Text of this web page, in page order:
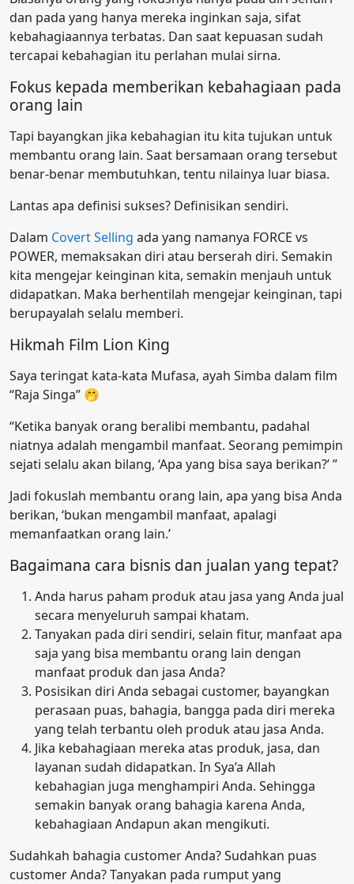
dan pada yang hanya mereka inginkan saja, sifat
kebahagiaannya terbatas. Dan saat kepuasan sudah
tercapai kebahagian itu perlahan mulai sirna.
Fokus kepada memberikan kebahagiaan pada
orang lain
Tapi bayangkan jika kebahagian itu kita tujukan untuk
membantu orang lain. Saat bersamaan orang tersebut
benar-benar membutuhkan, tentu nilainya luar biasa.
Lantas apa definisi sukses? Definisikan sendiri.
Dalam Covert Selling ada yang namanya FORCE vs
POWER, memaksakan diri atau berserah diri. Semakin
kita mengejar keinginan kita, semakin menjauh untuk
didapatkan. Maka berhentilah mengejar keinginan, tapi
berupayalah selalu memberi.
Hikmah Film Lion King
Saya teringat kata-kata Mufasa, ayah Simba dalam film
“Raja Singa” 🤭
“Ketika banyak orang beralibi membantu, padahal
niatnya adalah mengambil manfaat. Seorang pemimpin
sejati selalu akan bilang, ‘Apa yang bisa saya berikan?’ ”
Jadi fokuslah membantu orang lain, apa yang bisa Anda
berikan, ‘bukan mengambil manfaat, apalagi
memanfaatkan orang lain.’
Bagaimana cara bisnis dan jualan yang tepat?
Anda harus paham produk atau jasa yang Anda jual
secara menyeluruh sampai khatam.
Tanyakan pada diri sendiri, selain fitur, manfaat apa
saja yang bisa membantu orang lain dengan
manfaat produk dan jasa Anda?
Posisikan diri Anda sebagai customer, bayangkan
perasaan puas, bahagia, bangga pada diri mereka
yang telah terbantu oleh produk atau jasa Anda.
Jika kebahagiaan mereka atas produk, jasa, dan
layanan sudah didapatkan. In Sya’a Allah
kebahagian juga menghampiri Anda. Sehingga
semakin banyak orang bahagia karena Anda,
kebahagiaan Andapun akan mengikuti.
Sudahkah bahagia customer Anda? Sudahkan puas
customer Anda? Tanyakan pada rumput yang